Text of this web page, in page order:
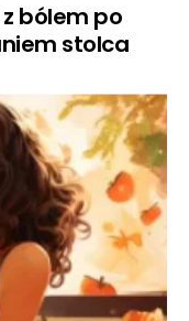
bólem po
stolca